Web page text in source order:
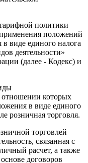
политики
положений
виде единого налога
деятельности»
(далее - Кодекс) и
отношении которых
в виде единого
розничная торговля.
торговлей
связанная с
расчет, а также
договоров